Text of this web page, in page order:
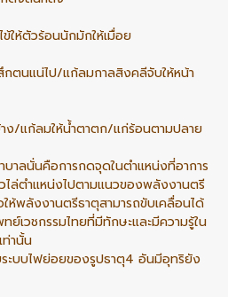
ให้ตัวร้อนนักมักให้เมื่อย
กตนแน่ไป/แก้ลมกาลสิงคลีจับให้หน้า
ง/แก้ลมให้น้ำตาตก/แก่ร้อนตามปลาย
าลนั่นคือการกดจุดในตำแหน่งที่อาการ
ล่ตำแหน่งไปตามแนวของพลังงานตรี
ห้พลังงานตรีธาตุสามารถขับเคลื่อนได้
เวชกรรมไทยที่มีทักษะและมีความรู้ใน
านั้น
บบไฟย่อยของรูปธาตุ4 อันมีอุทริยัง